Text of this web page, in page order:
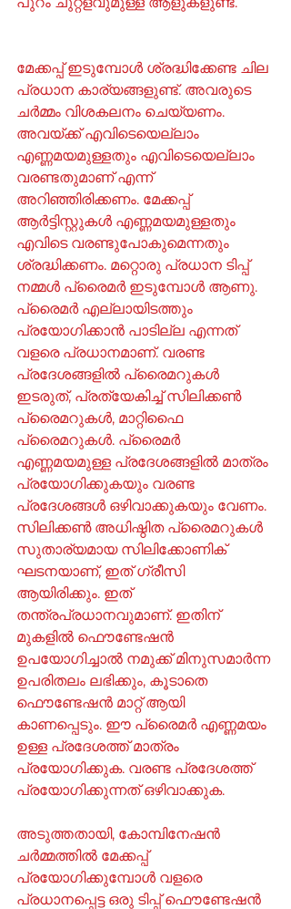
മേക്കപ്പ് ഇടുമ്പോൾ ശ്രദ്ധിക്കേണ്ട ചില
പ്രധാന കാര്യങ്ങളുണ്ട്. അവരുടെ
ചർമ്മം വിശകലനം ചെയ്യണം.
അവയ്ക്ക് എവിടെയെല്ലാം
എണ്ണമയമുള്ളതും എവിടെയെല്ലാം
വരണ്ടതുമാണ് എന്ന്
അറിഞ്ഞിരിക്കണം. മേക്കപ്പ്
ആർട്ടിസ്റ്റുകൾ എണ്ണമയമുള്ളതും
എവിടെ വരണ്ടുപോകുമെന്നതും
ശ്രദ്ധിക്കണം. മറ്റൊരു പ്രധാന ടിപ്പ്
നമ്മൾ പ്രൈമർ ഇടുമ്പോൾ ആണു.
പ്രൈമർ എല്ലായിടത്തും
പ്രയോഗിക്കാൻ പാടില്ല എന്നത്
വളരെ പ്രധാനമാണ്. വരണ്ട
പ്രദേശങ്ങളിൽ പ്രൈമറുകൾ
ഇടരുത്, പ്രത്യേകിച്ച് സിലിക്കൺ
പ്രൈമറുകൾ, മാറ്റിഫൈ
പ്രൈമറുകൾ. പ്രൈമർ
എണ്ണമയമുള്ള പ്രദേശങ്ങളിൽ മാത്രം
പ്രയോഗിക്കുകയും വരണ്ട
പ്രദേശങ്ങൾ ഒഴിവാക്കുകയും വേണം.
സിലിക്കൺ അധിഷ്ഠിത പ്രൈമറുകൾ
സുതാര്യമായ സിലിക്കോണിക്
ഘടനയാണ്, ഇത് ഗ്രീസി
ആയിരിക്കും. ഇത്
തന്ത്രപ്രധാനവുമാണ്. ഇതിന്
മുകളിൽ ഫൌണ്ടേഷൻ
ഉപയോഗിച്ചാൽ നമുക്ക് മിനുസമാർന്ന
ഉപരിതലം ലഭിക്കും, കൂടാതെ
ഫൌണ്ടേഷൻ മാറ്റ് ആയി
കാണപ്പെടും. ഈ പ്രൈമർ എണ്ണമയം
ഉള്ള പ്രദേശത്ത് മാത്രം
പ്രയോഗിക്കുക. വരണ്ട പ്രദേശത്ത്
പ്രയോഗിക്കുന്നത് ഒഴിവാക്കുക.
അടുത്തതായി, കോമ്പിനേഷൻ
ചർമ്മത്തിൽ മേക്കപ്പ്
പ്രയോഗിക്കുമ്പോൾ വളരെ
പ്രധാനപ്പെട്ട ഒരു ടിപ്പ് ഫൌണ്ടേഷൻ